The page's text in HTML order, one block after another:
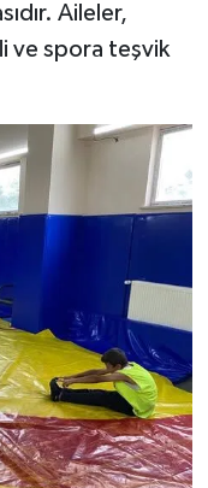
Aileler,
ve spora teşvik